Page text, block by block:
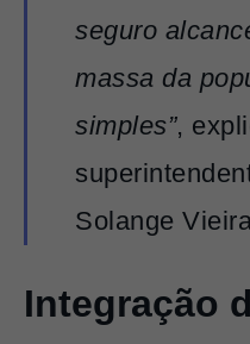
seguro
massa da
simples”,
Solange
Integração